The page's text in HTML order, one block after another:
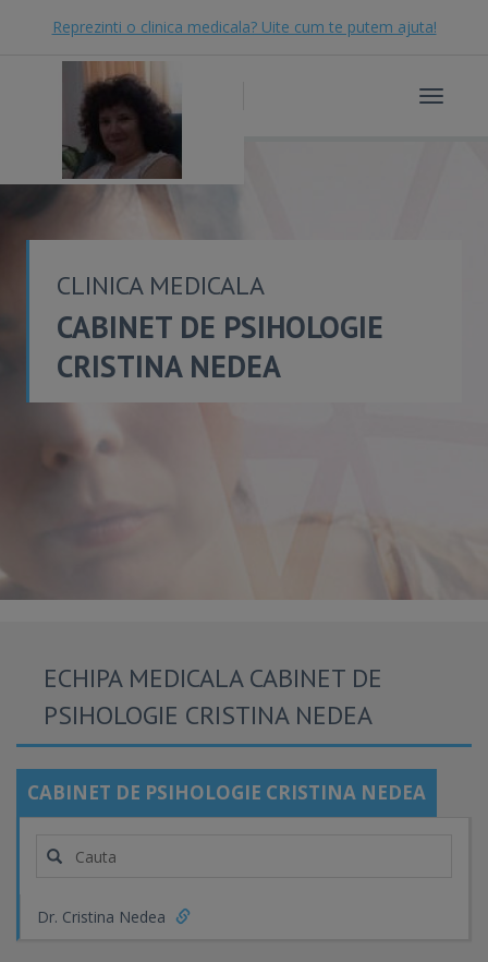
Reprezinti o clinica medicala? Uite cum te putem ajuta!
Toggle
CLINICA MEDICALA
CABINET DE PSIHOLOGIE
CRISTINA NEDEA
ECHIPA MEDICALA CABINET DE
PSIHOLOGIE CRISTINA NEDEA
CABINET DE PSIHOLOGIE CRISTINA NEDEA
Dr. Cristina Nedea